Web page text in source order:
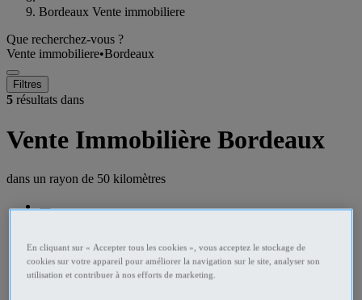
Bordeaux Vente immobiliere
Que recherchez-vous ?
Vente immobiliere•Bordeaux
Filtres
5 résultats dans
Vente Immobilière Bordeaux
dans un rayon de 50 kilomètres
En cliquant sur « Accepter tous les cookies », vous acceptez le stockage de
cookies sur votre appareil pour améliorer la navigation sur le site, analyser son
utilisation et contribuer à nos efforts de marketing.